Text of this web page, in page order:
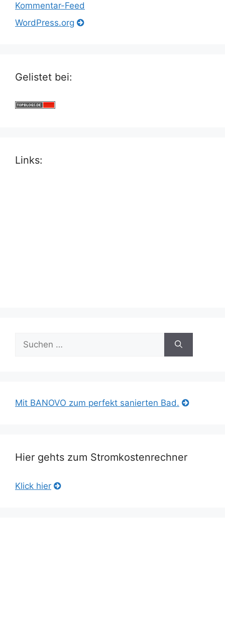
Kommentar-Feed
WordPress.org
Gelistet bei:
Links:
nach:
Mit BANOVO zum perfekt sanierten Bad.
Hier gehts zum Stromkostenrechner
Klick hier